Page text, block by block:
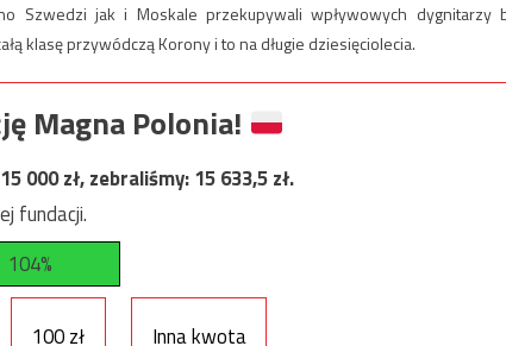
Szwedzi jak i Moskale przekupywali wpływowych dygnitarzy
klasę przywódczą Korony i to na długie dziesięciolecia.
Magna Polonia!
15 000zł, zebraliśmy:15 633,5zł.
fundacji.
104%
100 zł
Inna kwota